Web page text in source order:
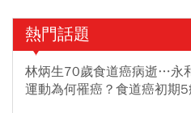
熱門話題
林炳生70歲食道癌病逝…永
運動為何罹癌？食道癌初期